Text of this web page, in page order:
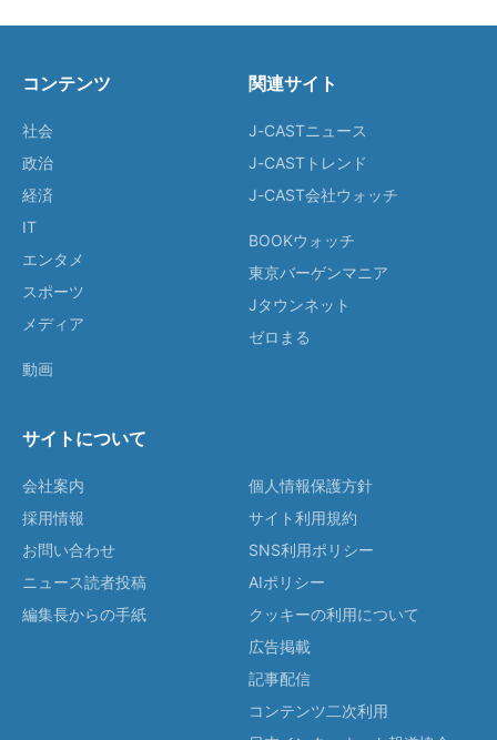
コンテンツ
社会
政治
経済
IT
エンタメ
スポーツ
メディア
動画
関連サイト
J-CASTニュース
J-CASTトレンド
J-CAST会社ウォッチ
BOOKウォッチ
東京バーゲンマニア
Jタウンネット
ゼロまる
サイトについて
会社案内
採用情報
お問い合わせ
ニュース読者投稿
編集長からの手紙
個人情報保護方針
サイト利用規約
SNS利用ポリシー
AIポリシー
クッキーの利用について
広告掲載
記事配信
コンテンツ二次利用